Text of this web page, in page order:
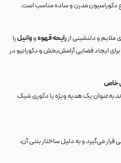
دکوراسیون مدرن و ساده مناسب است.
ملایم و دلنشینی ازرایحه قهوهووانیلرا
ایجاد فضایی آرامش‌بخش و دکوراتیو در
خاص
به‌عنوان یک هدیه ویژه یا دکوری شیک
می‌گیرد و به دلیل ساختار بتنی آن،